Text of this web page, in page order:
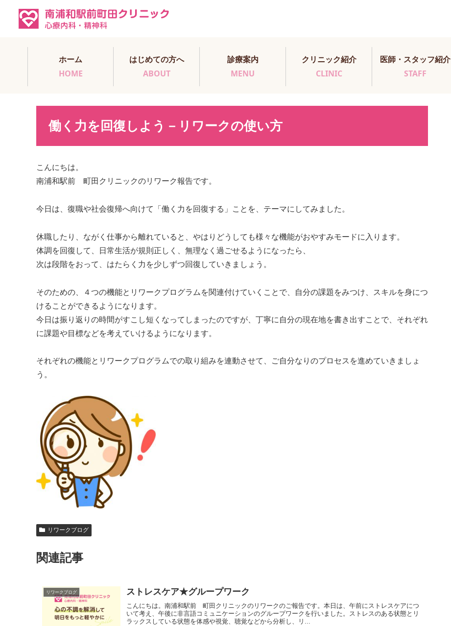
ホーム
HOME
はじめての方へ
ABOUT
診療案内
MENU
クリニック紹介
CLINIC
医師・スタッフ紹介
STAFF
働く力を回復しよう－リワークの使い方
こんにちは。
南浦和駅前 町田クリニックのリワーク報告です。
今日は、復職や社会復帰へ向けて「働く力を回復する」ことを、テーマにしてみました。
休職したり、ながく仕事から離れていると、やはりどうしても様々な機能がおやすみモードに入ります。
体調を回復して、日常生活が規則正しく、無理なく過ごせるようになったら、
次は段階をおって、はたらく力を少しずつ回復していきましょう。
そのための、４つの機能とリワークプログラムを関連付けていくことで、自分の課題をみつけ、スキルを身につ
けることができるようになります。
今日は振り返りの時間がすこし短くなってしまったのですが、丁寧に自分の現在地を書き出すことで、それぞれ
に課題や目標などを考えていけるようになります。
それぞれの機能とリワークプログラムでの取り組みを連動させて、ご自分なりのプロセスを進めていきましょ
う。
リワークブログ
関連記事
リワークブログ ストレスケア★グループワーク
こんにちは。南浦和駅前 町田クリニックのリワークのご報告です。本日は、午前にストレスケアにつ
いて考え、午後に非言語コミュニケーションのグループワークを行いました。ストレスのある状態とリ
ラックスしている状態を体感や視覚、聴覚などから分析し、リ...